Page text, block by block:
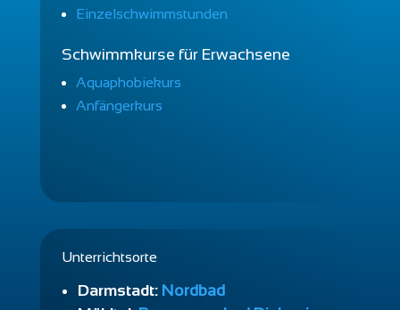
Einzelschwimmstunden
Schwimmkurse für Erwachsene
Aquaphobiekurs
Anfängerkurs
Unterrichtsorte
Darmstadt: Nordbad